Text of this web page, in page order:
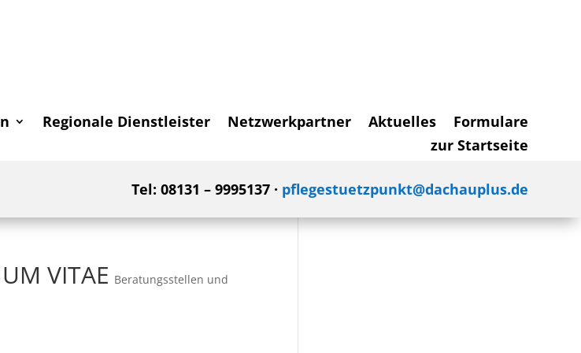
Regionale Dienstleister Netzwerkpartner Aktuelles
Formulare
zur Startseite
Tel: 08131 – 9995137 · pflegestuetzpunkt@dachauplus.de
VITAE Beratungsstellen und